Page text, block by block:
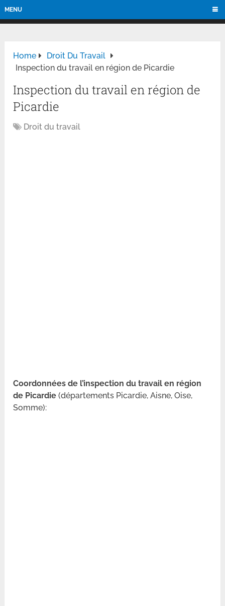
MENU
Home
Droit Du Travail
Inspection du travail en région de Picardie
Inspection du travail en région de
Picardie
Droit du travail
Coordonnées de l’inspection du travail en région
de Picardie (départements Picardie, Aisne, Oise,
Somme):